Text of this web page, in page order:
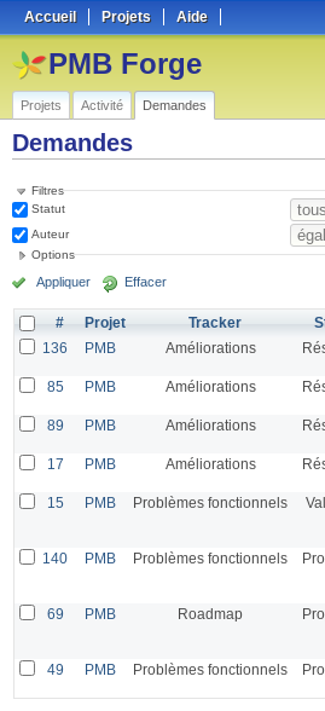
Accueil Projets Aide
PMB Forge
Projets Activité Demandes
Demandes
Filtres
Statut
Auteur
Options
Appliquer Effacer
# Projet Tracker
136
PMB Améliorations
85 PMB Améliorations
89 PMB Améliorations
17 PMB Améliorations
15 PMB Problèmes fonctionnels
140 PMB Problèmes fonctionnels
69 PMB Roadmap
49 PMB Problèmes fonctionnels